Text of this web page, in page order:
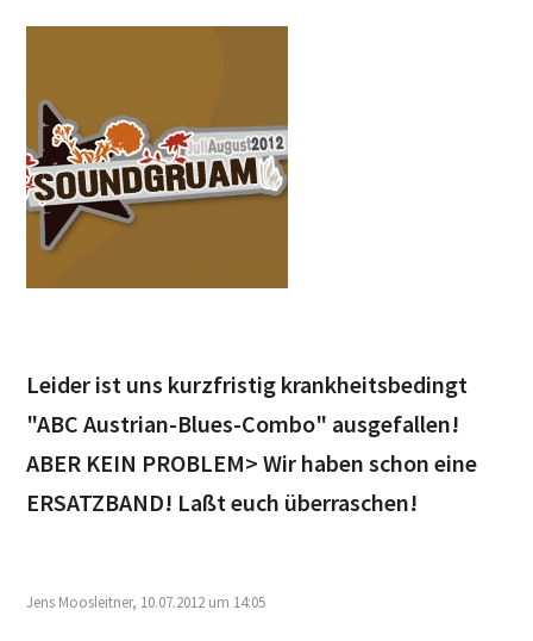
Leider ist uns kurzfristig krankheitsbedingt
"ABC Austrian-Blues-Combo" ausgefallen!
ABER KEIN PROBLEM> Wir haben schon eine
ERSATZBAND! Laßt euch überraschen!
Jens Moosleitner, 10.07.2012 um 14:05